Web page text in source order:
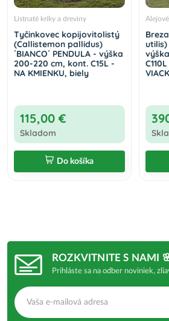
Listnaté kríky a dreviny
Tyčinkovec kopijovitolistý
(Callistemon pallidus)
´BIANCO´ PENDULA - výška
200-220 cm, kont. C15L -
NA KMIENKU, biely
115,00 €
Skladom
Do košíka
utilis)
ROZKVITNITE S NAMI
Prihláste sa na odber noviniek,